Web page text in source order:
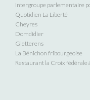
Intergroupe parlementaire
Quotidien La Liberté
Cheyres
Domdidier
Gletterens
La Bénichon fribourgeoise
Restaurant la Croix fédérale